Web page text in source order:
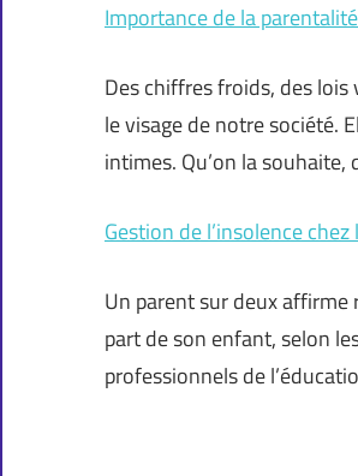
Importance de la
Des chiffres froids, des
le visage de notre société.
intimes. Qu’on la souhaite,
Gestion de l’insolence
Un parent sur deux
part de son enfant, selon
professionnels de